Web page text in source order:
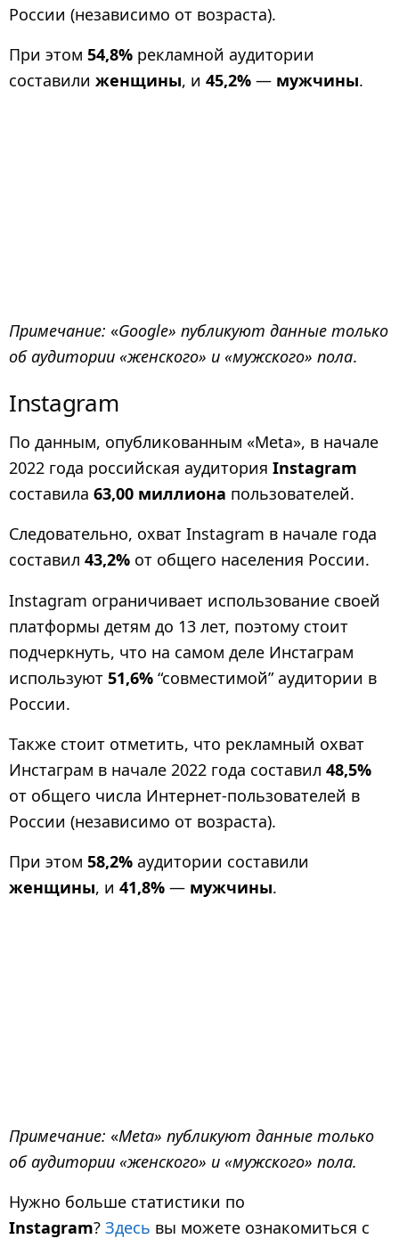
России (независимо от возраста).
При этом 54,8% рекламной аудитории
составили женщины, и 45,2% — мужчины.
Примечание: «Google» публикуют данные только
об аудитории «женского» и «мужского» пола.
Instagram
По данным, опубликованным «Meta», в начале
2022 года российская аудитория Instagram
составила 63,00 миллиона пользователей.
Следовательно, охват Instagram в начале года
составил 43,2% от общего населения России.
Instagram ограничивает использование своей
платформы детям до 13 лет, поэтому стоит
подчеркнуть, что на самом деле Инстаграм
используют 51,6% “совместимой” аудитории в
России.
Также стоит отметить, что рекламный охват
Инстаграм в начале 2022 года составил 48,5%
от общего числа Интернет-пользователей в
России (независимо от возраста).
При этом 58,2% аудитории составили
женщины, и 41,8% — мужчины.
Примечание: «Meta» публикуют данные только
об аудитории «женского» и «мужского» пола.
Нужно больше статистики по
Instagram? Здесь вы можете ознакомиться с